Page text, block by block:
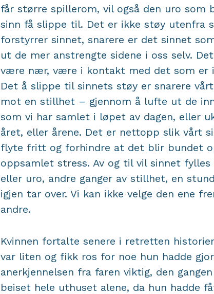
får større spillerom, vil også den uro som
sinn få slippe til. Det er ikke støy utenfra
forstyrrer sinnet, snarere er det sinnet
ut de mer anstrengte sidene i oss selv.
være nær, være i kontakt med det som er
Det å slippe til sinnets støy er snarere
mot en stillhet – gjennom å lufte ut de
som vi har samlet i løpet av dagen, eller
året, eller årene. Det er nettopp slik vårt
flyte fritt og forhindre at det blir bundet
oppsamlet stress. Av og til vil sinnet fylles
eller uro, andre ganger av stillhet, en
igjen tar over. Vi kan ikke velge den ene
andre.
Kvinnen fortalte senere i retretten
var liten og fikk ros for noe hun hadde
anerkjennelsen fra faren viktig, den
beiset hele uthuset alene, da hun hadde